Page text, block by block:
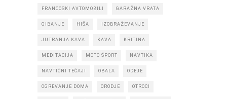
FRANCOSKI AVTOMOBILI GARAŽNA VRATA
GIBANJE HIŠA IZOBRAŽEVANJE
JUTRANJA KAVA KAVA KRITINA
MEDITACIJA MOTO ŠPORT NAVTIKA
NAVTIČNI TEČAJI OBALA ODEJE
OGREVANJE DOMA ORODJE OTROCI